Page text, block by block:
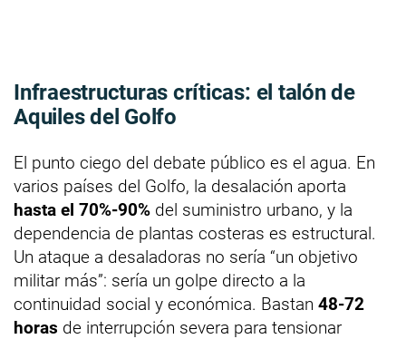
Infraestructuras críticas: el talón de
Aquiles del Golfo
El punto ciego del debate público es el agua. En
varios países del Golfo, la desalación aporta
hasta el 70%-90% del suministro urbano, y la
dependencia de plantas costeras es estructural.
Un ataque a desaladoras no sería “un objetivo
militar más”: sería un golpe directo a la
continuidad social y económica. Bastan 48-72
horas de interrupción severa para tensionar